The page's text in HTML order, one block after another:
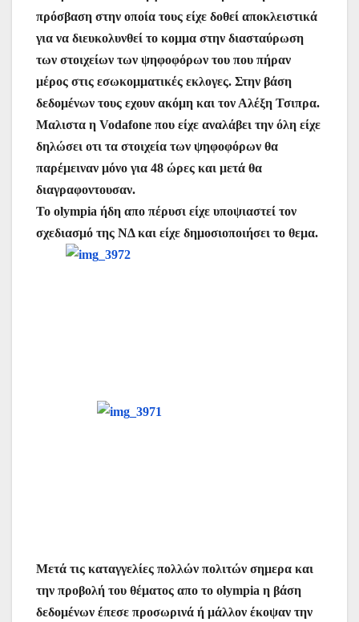
πρόσβαση στην οποία τους είχε δοθεί αποκλειστικά
για να διευκολυνθεί το κομμα στην διασταύρωση
των στοιχείων των ψηφοφόρων του που πήραν
μέρος στις εσωκομματικές εκλογες. Στην βάση
δεδομένων τους εχουν ακόμη και τον Αλέξη Τσιπρα.
Μαλιστα η Vodafone που είχε αναλάβει την όλη είχε
δηλώσει οτι τα στοιχεία των ψηφοφόρων θα
παρέμειναν μόνο για 48 ώρες και μετά θα
διαγραφοντουσαν.
Το olympia ήδη απο πέρυσι είχε υποψιαστεί τον
σχεδιασμό της ΝΔ και είχε δημοσιοποιήσει το θεμα.
Μετά τις καταγγελίες πολλών πολιτών σημερα και
την προβολή του θέματος απο το olympia η βάση
δεδομένων έπεσε προσωρινά ή μάλλον έκοψαν την